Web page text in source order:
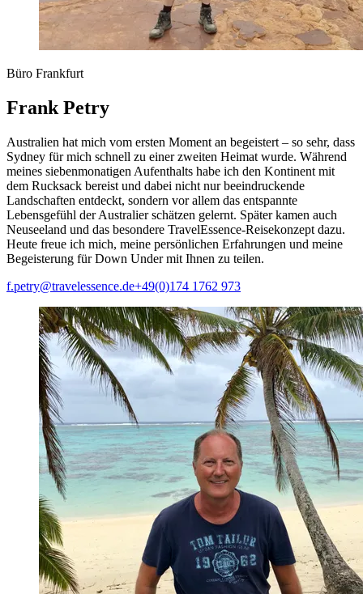
Büro Frankfurt
Frank Petry
Australien hat mich vom ersten Moment an begeistert – so sehr, dass
Sydney für mich schnell zu einer zweiten Heimat wurde. Während
meines siebenmonatigen Aufenthalts habe ich den Kontinent mit
dem Rucksack bereist und dabei nicht nur beeindruckende
Landschaften entdeckt, sondern vor allem das entspannte
Lebensgefühl der Australier schätzen gelernt. Später kamen auch
Neuseeland und das besondere TravelEssence-Reisekonzept dazu.
Heute freue ich mich, meine persönlichen Erfahrungen und meine
Begeisterung für Down Under mit Ihnen zu teilen.
f.petry@travelessence.de+49(0)174 1762 973